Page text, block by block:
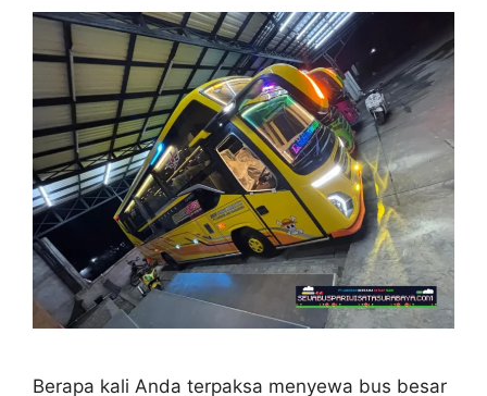
Berapa kali Anda terpaksa menyewa bus besar